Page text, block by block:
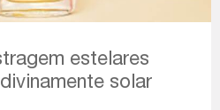
estelares
solar